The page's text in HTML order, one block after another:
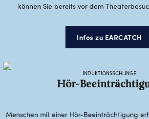
können Sie bereits vor dem
Infos zu EARCATCH
INDUKTIONSSCHLINGE
Hör-
Menschen mit einer Hör-Beeinträchtigung